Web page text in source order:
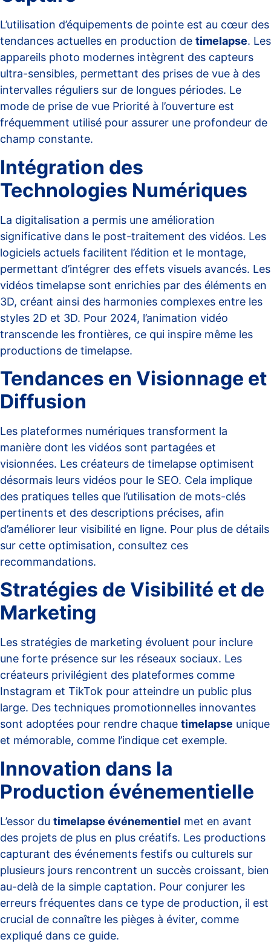
L’utilisation d’équipements de pointe est au cœur des
tendances actuelles en production de timelapse. Les
appareils photo modernes intègrent des capteurs
ultra-sensibles, permettant des prises de vue à des
intervalles réguliers sur de longues périodes. Le
mode de prise de vue Priorité à l’ouverture est
fréquemment utilisé pour assurer une profondeur de
champ constante.
Intégration des
Technologies Numériques
La digitalisation a permis une amélioration
significative dans le post-traitement des vidéos. Les
logiciels actuels facilitent l’édition et le montage,
permettant d’intégrer des effets visuels avancés. Les
vidéos timelapse sont enrichies par des éléments en
3D, créant ainsi des harmonies complexes entre les
styles 2D et 3D. Pour 2024, l’animation vidéo
transcende les frontières, ce qui inspire même les
productions de timelapse.
Tendances en Visionnage et
Diffusion
Les plateformes numériques transforment la
manière dont les vidéos sont partagées et
visionnées. Les créateurs de timelapse optimisent
désormais leurs vidéos pour le SEO. Cela implique
des pratiques telles que l’utilisation de mots-clés
pertinents et des descriptions précises, afin
d’améliorer leur visibilité en ligne. Pour plus de détails
sur cette optimisation, consultez ces
recommandations.
Stratégies de Visibilité et de
Marketing
Les stratégies de marketing évoluent pour inclure
une forte présence sur les réseaux sociaux. Les
créateurs privilégient des plateformes comme
Instagram et TikTok pour atteindre un public plus
large. Des techniques promotionnelles innovantes
sont adoptées pour rendre chaque timelapse unique
et mémorable, comme l’indique cet exemple.
Innovation dans la
Production événementielle
L’essor du timelapse événementiel met en avant
des projets de plus en plus créatifs. Les productions
capturant des événements festifs ou culturels sur
plusieurs jours rencontrent un succès croissant, bien
au-delà de la simple captation. Pour conjurer les
erreurs fréquentes dans ce type de production, il est
crucial de connaître les pièges à éviter, comme
expliqué dans ce guide.